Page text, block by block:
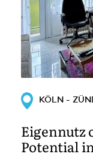
KÖLN -
Eigennutz
Potential